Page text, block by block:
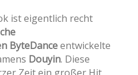
ist eigentlich recht
ByteDanceentwickelte
Douyin. Diese
Zeit ein großer Hit